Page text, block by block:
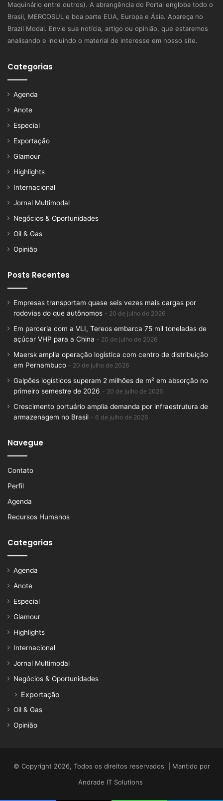
Maquinário entre outros). A abrangência do Portal engloba todo o
Brasil, MERCOSUL e boa parte EUA, Europa e Ásia. Apareça no
Brazil Modal. Envie sua notícia, artigo ou opinião, que estaremos
analisando e incluindo o material de interesse em nosso site.
Categorias
Agenda
Anote
Especial
Exportação
Glamour
Highlights
Internacional
Jornal Multimodal
Negócios & Oportunidades
Oil & Gas
Opinião
Posts Recentes
Empresas transportam quase seis vezes mais cargas por
rodovias do que autônomos
20 de julho de 2026
Em parceria com a VLI, Tereos embarca 75 mil toneladas de
açúcar VHP para a China
20 de julho de 2026
Maersk amplia operação logística com centro de distribuição
em Pernambuco
20 de julho de 2026
Galpões logísticos superam 2 milhões de m² em absorção no
primeiro semestre de 2026
20 de julho de 2026
Crescimento portuário amplia demanda por infraestrutura de
armazenagem no Brasil
6 de julho de 2026
Navegue
Contato
Perfil
Agenda
Recursos Humanos
Categorias
Agenda
Anote
Especial
Glamour
Highlights
Internacional
Jornal Multimodal
Negócios & Oportunidades
Exportação
Oil & Gas
Opinião
© Copyright 2026, Todos os direitos reservados | Mantido por
Andrade IT Solutions